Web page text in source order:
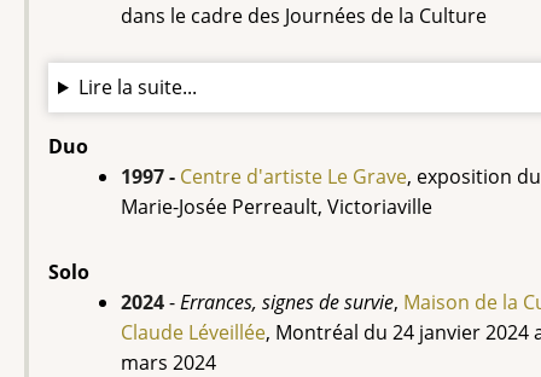
dans le cadre des Journées de la Culture
Lire la suite...
Duo
1997 - Centre d'artiste Le Grave, exposition
Marie-Josée Perreault, Victoriaville
Solo
2024-Errances, signes de survie, Maison de la
Claude Léveillée, Montréal du 24 janvier 2024
mars 2024